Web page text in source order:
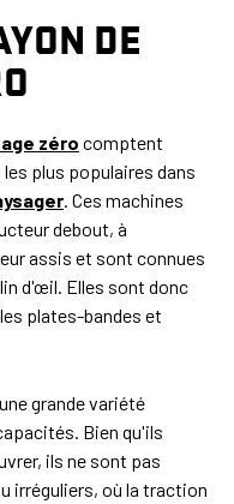
DE
zéro comptent
plus populaires dans
. Ces machines
debout, à
assis et sont connues
d'œil. Elles sont donc
plates-bandes et
grande variété
Bien qu'ils
ils ne sont pas
irréguliers, où la traction